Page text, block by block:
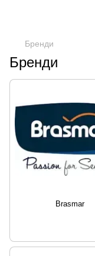
Бренди
Бренди
Brasmar